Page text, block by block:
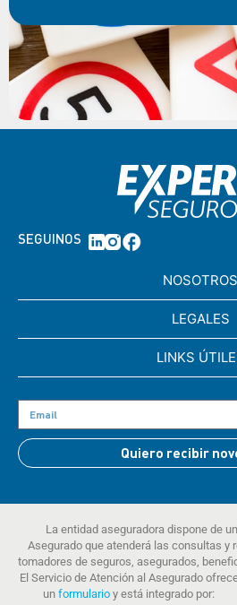
SEGUINOS
NOSOTROS
LEGALES
LINKS
Quiero recibir
La entidad aseguradora dispone de
Asegurado que atenderá las consultas y
tomadores de seguros, asegurados,
El Servicio de Atención al Asegurado
un formulario y está integrado por: